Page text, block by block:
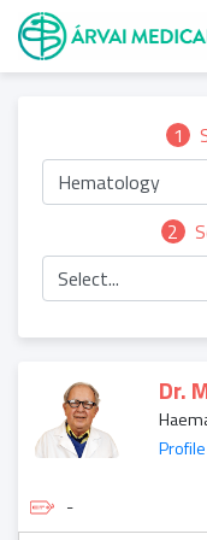
1
Hematology
2
Select...
Dr.
-